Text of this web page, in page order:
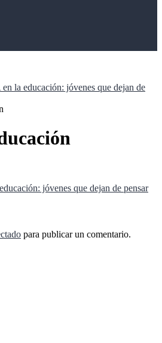
la educación: jóvenes que dejan de
jóvenes que dejan de pensar
para publicar un comentario.